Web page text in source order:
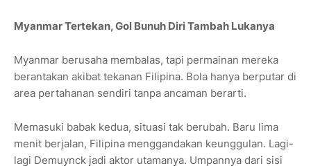
Myanmar Tertekan, Gol Bunuh Diri Tambah Lukanya
Myanmar berusaha membalas, tapi permainan mereka
berantakan akibat tekanan Filipina. Bola hanya berputar di
area pertahanan sendiri tanpa ancaman berarti.
Memasuki babak kedua, situasi tak berubah. Baru lima
menit berjalan, Filipina menggandakan keunggulan. Lagi-
lagi Demuynck jadi aktor utamanya. Umpannya dari sisi